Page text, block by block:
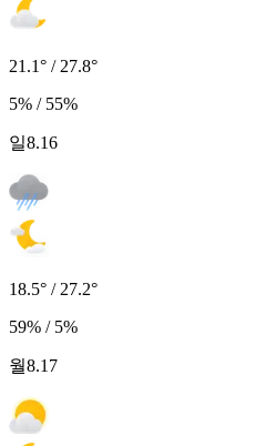
21.1° / 27.8°
5% / 55%
일8.16
18.5° / 27.2°
59% / 5%
월8.17